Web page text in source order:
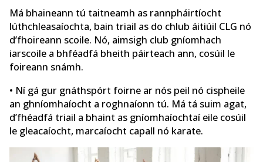
Má bhaineann tú taitneamh as rannpháirtíocht
lúthchleasaíochta, bain triail as do chlub áitiúil CLG nó
d’fhoireann scoile. Nó, aimsigh club gníomhach
iarscoile a bhféadfá bheith páirteach ann, cosúil le
foireann snámh.
• Ní gá gur gnáthspórt foirne ar nós peil nó cispheile
an ghníomhaíocht a roghnaíonn tú. Má tá suim agat,
d’fhéadfá triail a bhaint as gníomhaíochtaí eile cosúil
le gleacaíocht, marcaíocht capall nó karate.